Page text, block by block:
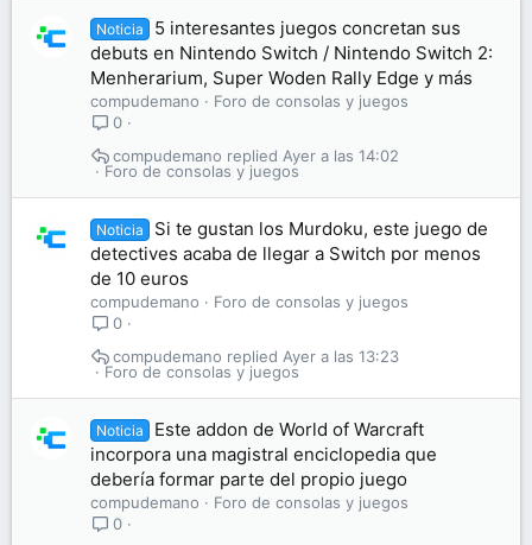
Noticia
5 interesantes juegos concretan sus
debuts en Nintendo Switch / Nintendo Switch 2:
Menherarium, Super Woden Rally Edge y más
compudemano
Foro de consolas y juegos
0
Foro de consolas y juegos
Ayer a las 14:02
compudemano
Noticia
Si te gustan los Murdoku, este juego de
detectives acaba de llegar a Switch por menos
de 10 euros
compudemano
Foro de consolas y juegos
0
Foro de consolas y juegos
Ayer a las 13:23
compudemano
Noticia
Este addon de World of Warcraft
incorpora una magistral enciclopedia que
debería formar parte del propio juego
compudemano
Foro de consolas y juegos
0